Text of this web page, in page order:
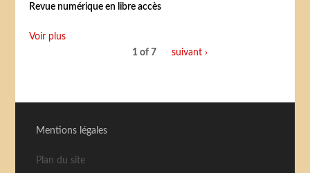
Revue numérique en libre accès
Voir plus
1 of 7
suivant ›
Mentions légales
Plan du site